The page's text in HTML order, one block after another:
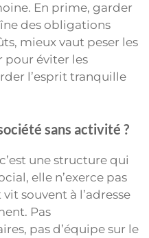
En prime, garder
des obligations
mieux vaut peser les
pour éviter les
l’esprit tranquille
sans activité ?
une structure qui
elle n’exerce pas
souvent à l’adresse
Pas
pas d’équipe sur le